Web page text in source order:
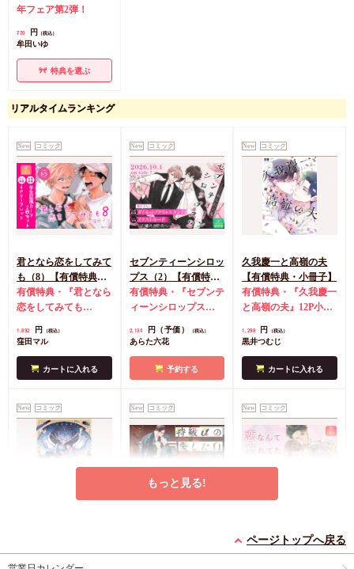
年フェア第2弾！
770 円 （税込）
牟田いゆ
特典を選ぶ
リアルタイムランキング
New コミック
君となら恋をしてみて
も（8）【有償特典・
学生証風カード2枚セ
ット】
有償特典・『君となら
恋をしてみても
ド2枚セット
1,892 円 （税込）
窪田マル
カートに入れる
New コミック
セブンティーンシロッ
プス（2）【有償特
典・ダイカットアクリ
ルスタンド】
有償特典・『セブンテ
ィーンシロップス
クリルスタンド
店舗共通特典ペー
パー
2,134 円（予価） （税込）
あらた六花
予約する
New コミック
久我慶一と高嶺の夫
【有償特典・小冊子】
有償特典・『久我慶一
と高嶺の夫』12P小冊
ーフレット
1,298 円 （税込）
黒井つむじ
カートに入れる
New コミック
冊子】
有償特典・『灯台守と
New コミック
フレット
New コミック
償特典・小冊子】
有償特典・『恋なんて
もっと見る!
ページトップへ戻る